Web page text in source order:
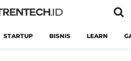
STARTUP BISNIS LEARN